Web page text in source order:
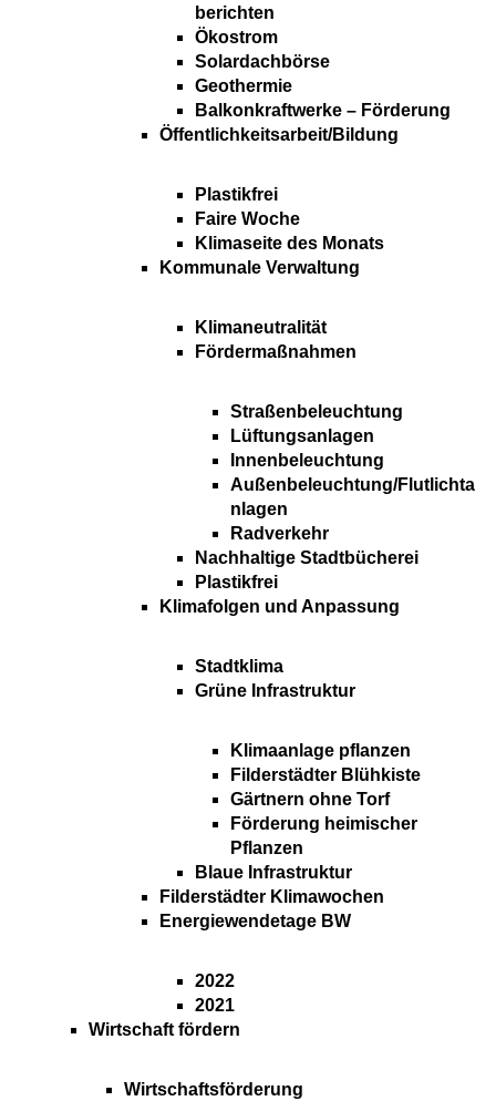
berichten
Ökostrom
Solardachbörse
Geothermie
Balkonkraftwerke – Förderung
Öffentlichkeitsarbeit/Bildung
Plastikfrei
Faire Woche
Klimaseite des Monats
Kommunale Verwaltung
Klimaneutralität
Fördermaßnahmen
Straßenbeleuchtung
Lüftungsanlagen
Innenbeleuchtung
Außenbeleuchtung/Flutlichta
nlagen
Radverkehr
Nachhaltige Stadtbücherei
Plastikfrei
Klimafolgen und Anpassung
Stadtklima
Grüne Infrastruktur
Klimaanlage pflanzen
Filderstädter Blühkiste
Gärtnern ohne Torf
Förderung heimischer
Pflanzen
Blaue Infrastruktur
Filderstädter Klimawochen
Energiewendetage BW
2022
2021
Wirtschaft fördern
Wirtschaftsförderung